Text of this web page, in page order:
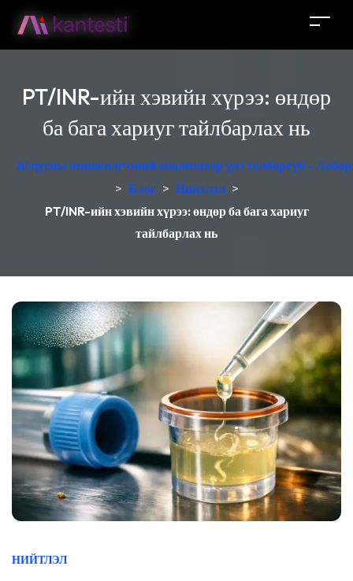
PT/INR-ийн хэвийн хүрээ: өндөр
ба бага хариуг тайлбарлах нь
AI цусны шинжилгээний анализатор үнэ төлбөргүй -
> Блог > Нийтлэл >
PT/INR-ийн хэвийн хүрээ: өндөр ба бага хариуг
тайлбарлах нь
НИЙТЛЭЛ